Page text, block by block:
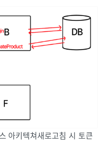
아키텍쳐새로고침 시 토큰